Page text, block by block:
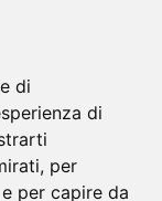
di
di
per
per capire da